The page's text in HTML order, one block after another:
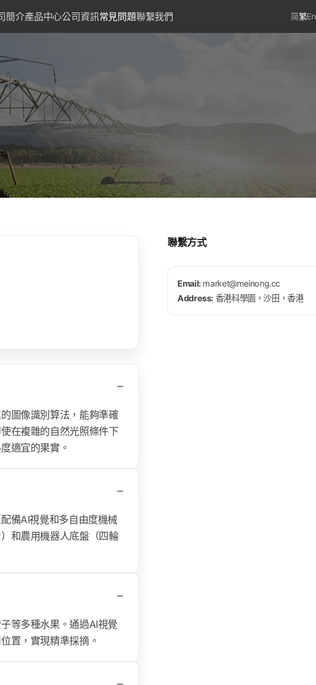
簡介產品中心公司資訊常見問題聯繫我們 简繁En
圖像識別算法，能夠準確
在複雜的自然光照條件下
適宜的果實。
備AI視覺和多自由度機械
和農用機器人底盤（四輪
等多種水果。通過AI視覺
置，實現精準採摘。
聯繫方式
Email:market@meinong.cc
Address: 香港科學園，沙田，香港